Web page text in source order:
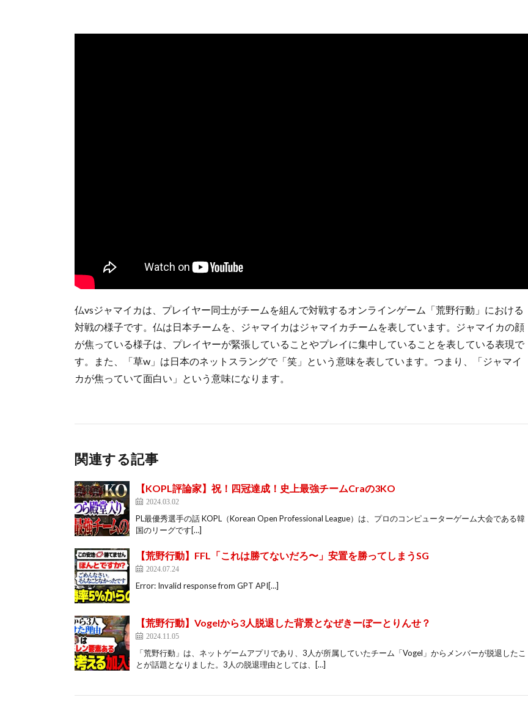
仏vsジャマイカは、プレイヤー同士がチームを組んで対戦するオンラインゲーム「荒野行動」における
対戦の様子です。仏は日本チームを、ジャマイカはジャマイカチームを表しています。ジャマイカの顔
が焦っている様子は、プレイヤーが緊張していることやプレイに集中していることを表している表現で
す。また、「草w」は日本のネットスラングで「笑」という意味を表しています。つまり、「ジャマイ
カが焦っていて面白い」という意味になります。
関連する記事
【KOPL評論家】祝！四冠達成！史上最強チームCraの3KO
2024.03.02
PL最優秀選手の話 KOPL（Korean Open Professional League）は、プロのコンピューターゲーム大会である韓
国のリーグです[…]
【荒野行動】FFL「これは勝てないだろ〜」安置を勝ってしまうSG
2024.07.24
Error: Invalid response from GPT API[…]
【荒野行動】Vogelから3人脱退した背景となぜきーぼーとりんせ？
2024.11.05
「荒野行動」は、ネットゲームアプリであり、3人が所属していたチーム「Vogel」からメンバーが脱退したこ
とが話題となりました。3人の脱退理由としては、[…]